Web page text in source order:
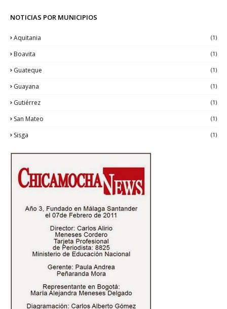
NOTICIAS POR MUNICIPIOS
Aquitania (1)
Boavita (1)
Guateque (1)
Guayana (1)
Gutiérrez (1)
San Mateo (1)
Sisga (1)